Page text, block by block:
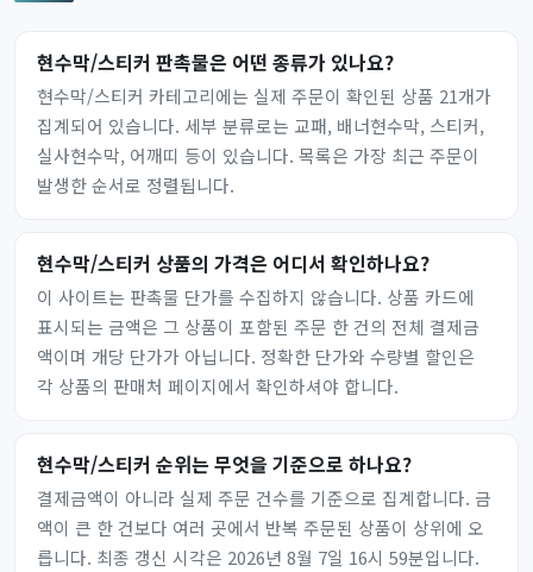
현수막/스티커 판촉물은 어떤 종류가 있나요?
현수막/스티커 카테고리에는 실제 주문이 확인된 상품 21개가
집계되어 있습니다. 세부 분류로는 교패, 배너현수막, 스티커,
실사현수막, 어깨띠 등이 있습니다. 목록은 가장 최근 주문이
발생한 순서로 정렬됩니다.
현수막/스티커 상품의 가격은 어디서 확인하나요?
이 사이트는 판촉물 단가를 수집하지 않습니다. 상품 카드에
표시되는 금액은 그 상품이 포함된 주문 한 건의 전체 결제금
액이며 개당 단가가 아닙니다. 정확한 단가와 수량별 할인은
각 상품의 판매처 페이지에서 확인하셔야 합니다.
현수막/스티커 순위는 무엇을 기준으로 하나요?
결제금액이 아니라 실제 주문 건수를 기준으로 집계합니다. 금
액이 큰 한 건보다 여러 곳에서 반복 주문된 상품이 상위에 오
릅니다. 최종 갱신 시각은 2026년 8월 7일 16시 59분입니다.